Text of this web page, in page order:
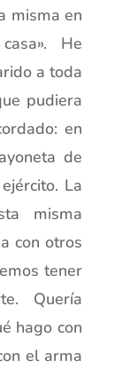
misma en
He
a toda
pudiera
en
de
La
misma
con otros
tener
Quería
hago con
el arma